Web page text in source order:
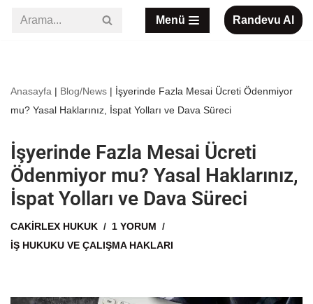
Menü Randevu Al
Anasayfa | Blog/News | İşyerinde Fazla Mesai Ücreti Ödenmiyor
mu? Yasal Haklarınız, İspat Yolları ve Dava Süreci
İşyerinde Fazla Mesai Ücreti
Ödenmiyor mu? Yasal Haklarınız,
İspat Yolları ve Dava Süreci
CAKIRLEX HUKUK
1 YORUM
İŞ HUKUKU VE ÇALIŞMA HAKLARI